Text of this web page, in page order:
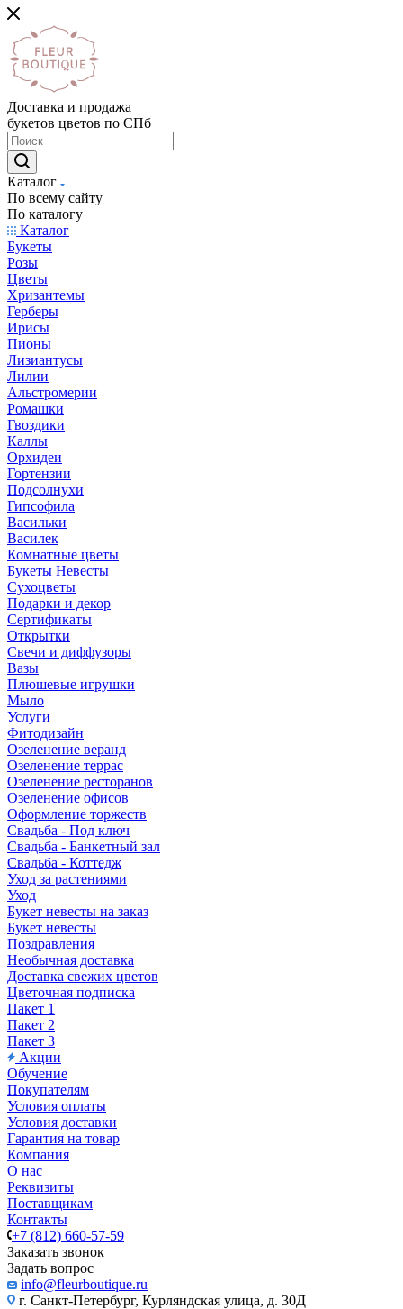
Доставка и продажа
букетов цветов по СПб
Каталог
По всему сайту
По каталогу
Каталог
Букеты
Розы
Цветы
Хризантемы
Герберы
Ирисы
Пионы
Лизиантусы
Лилии
Альстромерии
Ромашки
Гвоздики
Каллы
Орхидеи
Гортензии
Подсолнухи
Гипсофила
Васильки
Василек
Комнатные цветы
Букеты Невесты
Сухоцветы
Подарки и декор
Сертификаты
Открытки
Свечи и диффузоры
Вазы
Плюшевые игрушки
Мыло
Услуги
Фитодизайн
Озеленение веранд
Озеленение террас
Озеленение ресторанов
Озеленение офисов
Оформление торжеств
Свадьба - Под ключ
Свадьба - Банкетный зал
Свадьба - Коттедж
Уход за растениями
Уход
Букет невесты на заказ
Букет невесты
Поздравления
Необычная доставка
Доставка свежих цветов
Цветочная подписка
Пакет 1
Пакет 2
Пакет 3
Акции
Обучение
Покупателям
Условия оплаты
Условия доставки
Гарантия на товар
Компания
О нас
Реквизиты
Поставщикам
Контакты
+7 (812) 660-57-59
Заказать звонок
Задать вопрос
info@fleurboutique.ru
г. Санкт-Петербург, Курляндская улица, д. 30Д